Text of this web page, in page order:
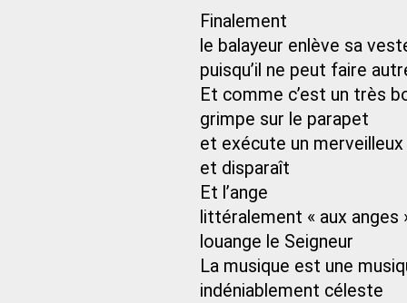
Finalement
le balayeur enlève sa
puisqu’il ne peut faire
Et comme c’est un très
grimpe sur le parapet
et exécute un merveilleux
et disparaît
Et l’ange
littéralement « aux anges
louange le Seigneur
La musique est une
indéniablement céleste